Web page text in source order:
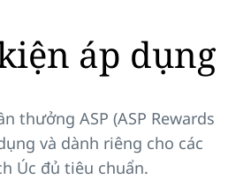
áp dụng
thưởng ASP (ASP Rewards
và dành riêng cho các
Úc đủ tiêu chuẩn.